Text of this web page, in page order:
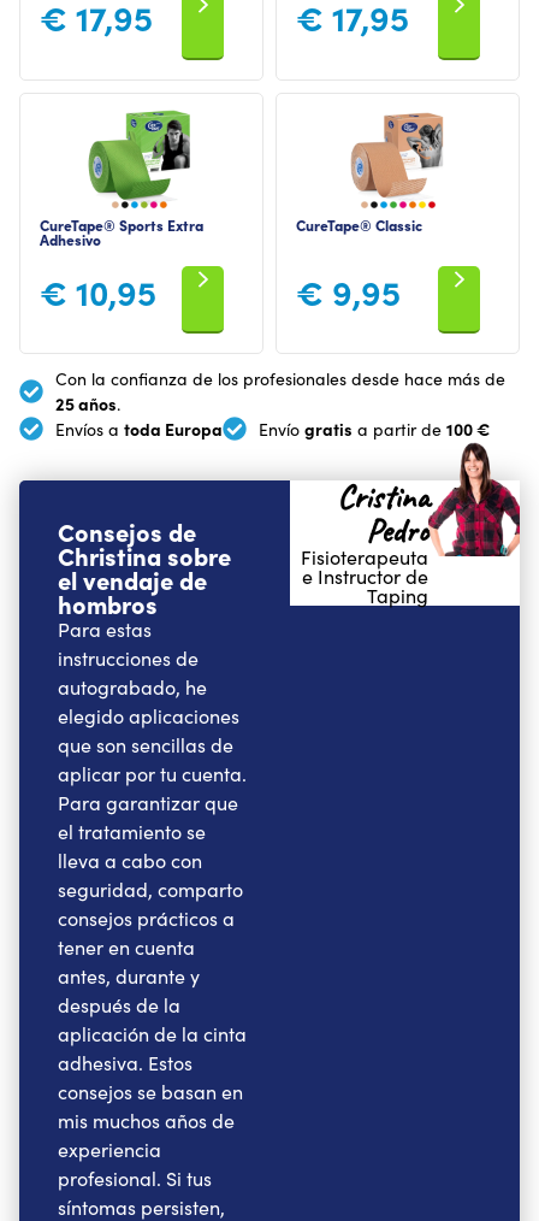
€ 17,95 € 17,95
CureTape® Sports Extra
Adhesivo
€ 10,95
CureTape® Classic
€ 9,95
Con la confianza de los profesionales desde hace más de
25 años.
Envíos a toda Europa Envío gratis a partir de 100 €
Consejos de
Christina sobre
el vendaje de
hombros
Para estas
instrucciones de
autograbado, he
elegido aplicaciones
que son sencillas de
aplicar por tu cuenta.
Para garantizar que
el tratamiento se
lleva a cabo con
seguridad, comparto
consejos prácticos a
tener en cuenta
antes, durante y
después de la
aplicación de la cinta
adhesiva. Estos
consejos se basan en
mis muchos años de
experiencia
profesional. Si tus
síntomas persisten,
Cristina
Pedro
Fisioterapeuta
e Instructor de
Taping